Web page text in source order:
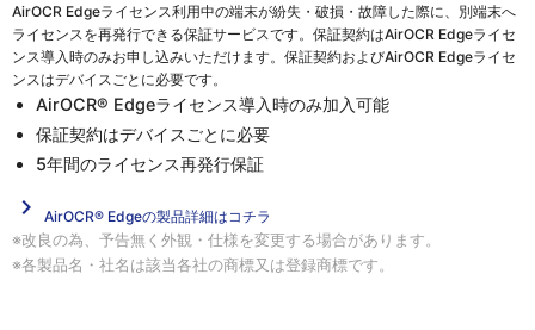
AirOCR Edgeライセンス利用中の端末が紛失・破損・故障した際に、別端末へ
ライセンスを再発行できる保証サービスです。保証契約はAirOCR Edgeライセ
ンス導入時のみお申し込みいただけます。保証契約およびAirOCR Edgeライセ
ンスはデバイスごとに必要です。
AirOCR® Edgeライセンス導入時のみ加入可能
保証契約はデバイスごとに必要
5年間のライセンス再発行保証
navigate_next
AirOCR® Edgeの製品詳細はコチラ
※改良の為、予告無く外観・仕様を変更する場合があります。
※各製品名・社名は該当各社の商標又は登録商標です。